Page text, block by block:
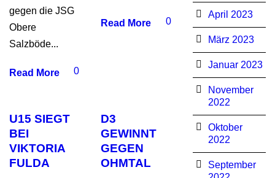
gegen die JSG
Obere
Salzböde...
Read More 0
Read More 0
U15 SIEGT
BEI
VIKTORIA
FULDA
D3
GEWINNT
GEGEN
OHMTAL
April 2023
März 2023
Januar 2023
November
2022
Oktober
2022
September